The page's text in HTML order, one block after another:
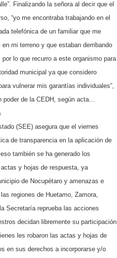
Finalizando la señora al decir que el
“yo me encontraba trabajando en el
telefónica de un familiar que me
mi terreno y que estaban derribando
lo que recurro a este organismo para
municipal ya que considero
vulnerar mis garantías individuales”,
poder de la CEDH, según acta…
(SEE) asegura que el viernes
de transparencia en la aplicación de
también se ha generado los
y hojas de respuesta, ya
de Nocupétaro y amenazas e
regiones de Huetamo, Zamora,
Secretaría reprueba las acciones
decidan libremente su participación
les robaron las actas y hojas de
en sus derechos a incorporarse y/o